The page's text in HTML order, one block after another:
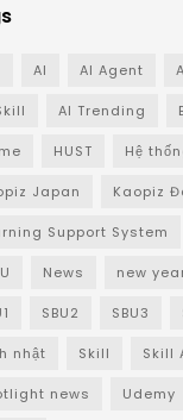
AI AI Agent
AI Trending
HUST Hệ
Japan Kaopiz
Support System
News new
SBU2 SBU3
nhật Skill Skill
news Udemy